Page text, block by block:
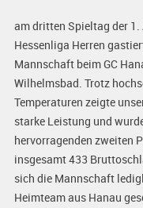
am dritten Spieltag der 1.
Hessenliga Herren
Mannschaft beim GC
Wilhelmsbad. Trotz
Temperaturen zeigte
starke Leistung und
hervorragenden zweiten
insgesamt 433
sich die Mannschaft
Heimteam aus Hanau